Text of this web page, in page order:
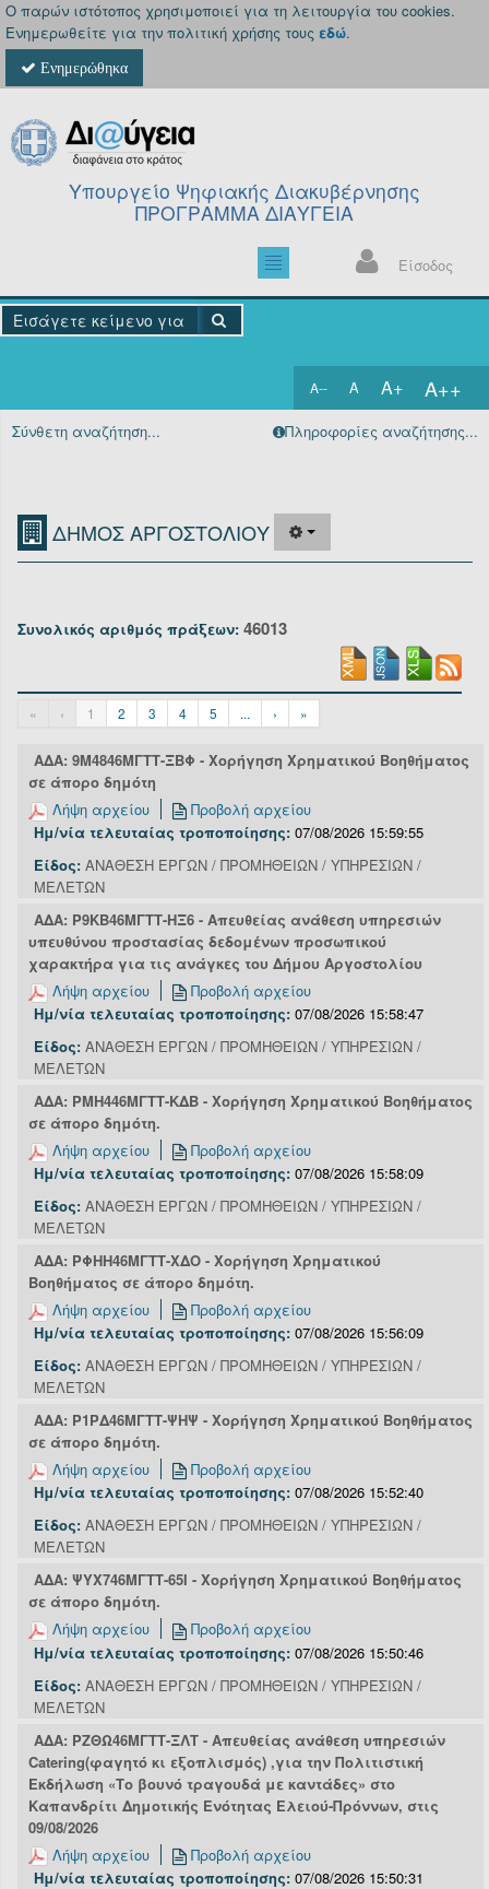
Ο παρών ιστότοπος χρησιμοποιεί για τη λειτουργία του cookies.
Ενημερωθείτε για την πολιτική χρήσης τους εδώ.
Ενημερώθηκα
Υπουργείο Ψηφιακής Διακυβέρνησης
ΠΡΟΓΡΑΜΜΑ ΔΙΑΥΓΕΙΑ
Είσοδος
A-- A A+ A++
Αρχική
Υπηρεσίες
Σύνθετη αναζήτηση... Πληροφορίες αναζήτησης...
ΔΗΜΟΣ ΑΡΓΟΣΤΟΛΙΟΥ
Συνολικός αριθμός πράξεων: 46013
« ‹ 1 2 3 4 5 ... › »
ΑΔΑ: 9Μ4846ΜΓΤΤ-ΞΒΦ - Χορήγηση Χρηματικού Βοηθήματος
σε άπορο δημότη
Λήψη αρχείου
Προβολή αρχείου
Ημ/νία τελευταίας τροποποίησης: 07/08/2026 15:59:55
Είδος: ΑΝΑΘΕΣΗ ΕΡΓΩΝ / ΠΡΟΜΗΘΕΙΩΝ / ΥΠΗΡΕΣΙΩΝ /
ΜΕΛΕΤΩΝ
ΑΔΑ: Ρ9ΚΒ46ΜΓΤΤ-ΗΞ6 - Απευθείας ανάθεση υπηρεσιών
υπευθύνου προστασίας δεδομένων προσωπικού
χαρακτήρα για τις ανάγκες του Δήμου Αργοστολίου
Λήψη αρχείου
Προβολή αρχείου
Ημ/νία τελευταίας τροποποίησης: 07/08/2026 15:58:47
Είδος: ΑΝΑΘΕΣΗ ΕΡΓΩΝ / ΠΡΟΜΗΘΕΙΩΝ / ΥΠΗΡΕΣΙΩΝ /
ΜΕΛΕΤΩΝ
ΑΔΑ: ΡΜΗ446ΜΓΤΤ-ΚΔΒ - Χορήγηση Χρηματικού Βοηθήματος
σε άπορο δημότη.
Λήψη αρχείου
Προβολή αρχείου
Ημ/νία τελευταίας τροποποίησης: 07/08/2026 15:58:09
Είδος: ΑΝΑΘΕΣΗ ΕΡΓΩΝ / ΠΡΟΜΗΘΕΙΩΝ / ΥΠΗΡΕΣΙΩΝ /
ΜΕΛΕΤΩΝ
ΑΔΑ: ΡΦΗΗ46ΜΓΤΤ-ΧΔΟ - Χορήγηση Χρηματικού
Βοηθήματος σε άπορο δημότη.
Λήψη αρχείου
Προβολή αρχείου
Ημ/νία τελευταίας τροποποίησης: 07/08/2026 15:56:09
Είδος: ΑΝΑΘΕΣΗ ΕΡΓΩΝ / ΠΡΟΜΗΘΕΙΩΝ / ΥΠΗΡΕΣΙΩΝ /
ΜΕΛΕΤΩΝ
ΑΔΑ: Ρ1ΡΔ46ΜΓΤΤ-ΨΗΨ - Χορήγηση Χρηματικού Βοηθήματος
σε άπορο δημότη.
Λήψη αρχείου
Προβολή αρχείου
Ημ/νία τελευταίας τροποποίησης: 07/08/2026 15:52:40
Είδος: ΑΝΑΘΕΣΗ ΕΡΓΩΝ / ΠΡΟΜΗΘΕΙΩΝ / ΥΠΗΡΕΣΙΩΝ /
ΜΕΛΕΤΩΝ
ΑΔΑ: ΨΥΧ746ΜΓΤΤ-65Ι - Χορήγηση Χρηματικού Βοηθήματος
σε άπορο δημότη.
Λήψη αρχείου
Προβολή αρχείου
Ημ/νία τελευταίας τροποποίησης: 07/08/2026 15:50:46
Είδος: ΑΝΑΘΕΣΗ ΕΡΓΩΝ / ΠΡΟΜΗΘΕΙΩΝ / ΥΠΗΡΕΣΙΩΝ /
ΜΕΛΕΤΩΝ
ΑΔΑ: ΡΖΘΩ46ΜΓΤΤ-ΞΛΤ - Απευθείας ανάθεση υπηρεσιών
Catering(φαγητό κι εξοπλισμός) ,για την Πολιτιστική
Εκδήλωση «Το βουνό τραγουδά με καντάδες» στο
Καπανδρίτι Δημοτικής Ενότητας Ελειού-Πρόννων, στις
09/08/2026
Λήψη αρχείου
Προβολή αρχείου
Ημ/νία τελευταίας τροποποίησης: 07/08/2026 15:50:31